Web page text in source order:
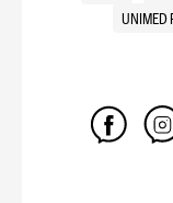
UNIMED